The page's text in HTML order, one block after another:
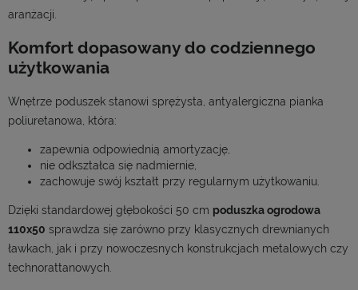
aranżacji.
Komfort dopasowany do codziennego
użytkowania
Wnętrze poduszek stanowi sprężysta, antyalergiczna pianka
poliuretanowa, która:
zapewnia odpowiednią amortyzację,
nie odkształca się nadmiernie,
zachowuje swój kształt przy regularnym użytkowaniu.
Dzięki standardowej głębokości 50 cm poduszka ogrodowa
110x50 sprawdza się zarówno przy klasycznych drewnianych
ławkach, jak i przy nowoczesnych konstrukcjach metalowych czy
technorattanowych.